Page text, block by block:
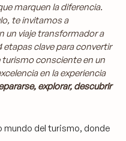
marquen la diferencia.
te invitamos a
un viaje transformador a
etapas clave para convertir
consciente en un
en la experiencia
explorar, descubrir
mundo del turismo, donde